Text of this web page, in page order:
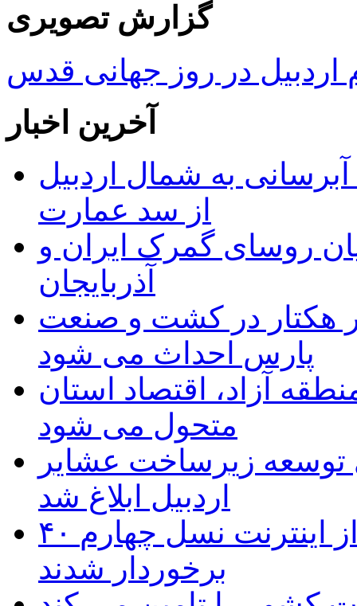
گزارش تصویری
در روز جهانی قدس
آخرین اخبار
ماده ۲۳ طرح آبرسانی به شمال اردبیل
از سد عمارت
روسای گمرک ایران و
آذربایجان
هکتار در کشت و صنعت
پارس احداث می شود
آزاد، اقتصاد استان
متحول می شود
برای توسعه زیرساخت عشایر
اردبیل ابلاغ شد
۴۰ روستای شهرستان گِرمی از اینترنت نسل چهارم
برخوردار شدند